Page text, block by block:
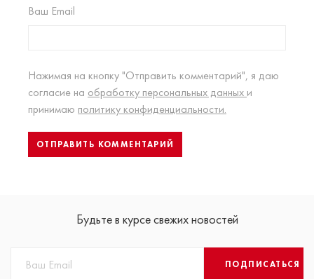
Ваш Email
Нажимая на кнопку "Отправить комментарий", я даю
согласие на обработку персональных данных и
принимаю политику конфиденциальности.
Будьте в курсе свежих новостей
ПОДПИСАТЬСЯ